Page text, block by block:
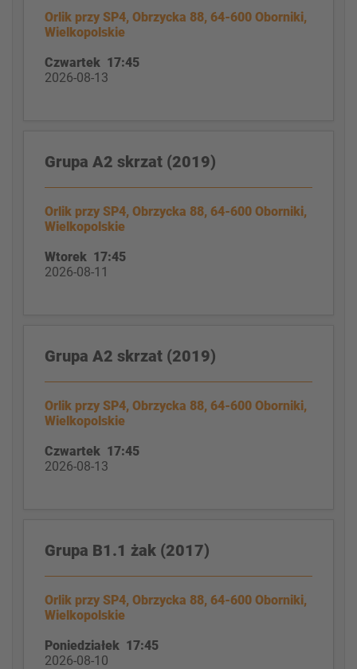
Orlik przy SP4, Obrzycka 88, 64-600 Oborniki,
Wielkopolskie
Czwartek 17:45
2026-08-13
Grupa A2 skrzat (2019)
Orlik przy SP4, Obrzycka 88, 64-600 Oborniki,
Wielkopolskie
Wtorek 17:45
2026-08-11
Grupa A2 skrzat (2019)
Orlik przy SP4, Obrzycka 88, 64-600 Oborniki,
Wielkopolskie
Czwartek 17:45
2026-08-13
Grupa B1.1 żak (2017)
Orlik przy SP4, Obrzycka 88, 64-600 Oborniki,
Wielkopolskie
Poniedziałek 17:45
2026-08-10